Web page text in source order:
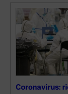
Coronavirus: